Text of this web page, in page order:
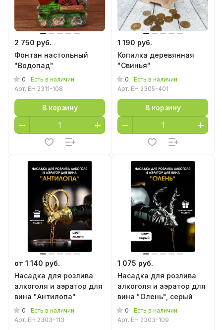
2 750 руб.
Фонтан настольный
"Водопад"
0
Есть в наличии
Арт. EH 2311-108
В корзину
1 190 руб.
Копилка деревянная
"Свинья"
0
Есть в наличии
Арт. EH 2305-401
В корзину
от 1 140 руб.
Насадка для розлива
алкоголя и аэратор для
вина "Антилопа"
0
Есть в наличии
Арт. EH 2303-113
1 075 руб.
Насадка для розлива
алкоголя и аэратор для
вина "Олень", серый
0
Есть в наличии
Арт. EH 2303-109